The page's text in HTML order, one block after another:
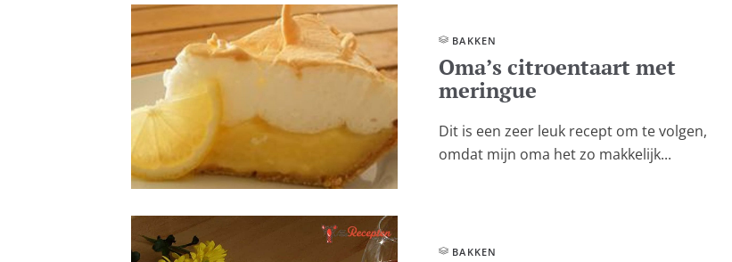
BAKKEN
Oma’s citroentaart met
meringue
Dit is een zeer leuk recept om te volgen,
omdat mijn oma het zo makkelijk...
BAKKEN